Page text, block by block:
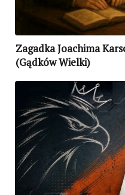
Zagadka Joachima
(Gądków Wielki)